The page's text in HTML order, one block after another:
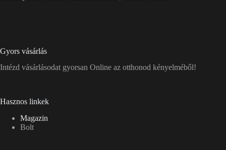
Gyors vásárlás
Intézd vásárlásodat gyorsan Online az otthonod kényelméből!
Hasznos linkek
Magazin
Bolt